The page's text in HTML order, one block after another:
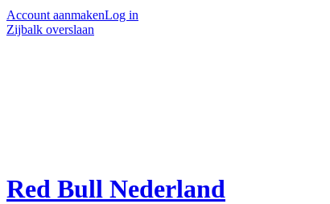
Account aanmakenLog in
Zijbalk overslaan
Red Bull Nederland